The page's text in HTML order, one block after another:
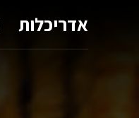
אדריכלות